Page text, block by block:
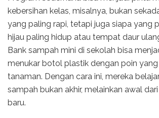
kebersihan kelas, misalnya, bukan
yang paling rapi, tetapi juga siapa yang
hijau paling hidup atau tempat daur
Bank sampah mini di sekolah bisa
menukar botol plastik dengan poin
tanaman. Dengan cara ini, mereka
sampah bukan akhir, melainkan awal
baru.